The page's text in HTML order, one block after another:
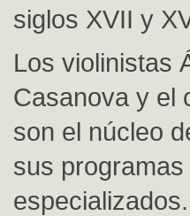
siglos XVII y
Los violinistas
Casanova y el
son el núcleo
sus
especializados.